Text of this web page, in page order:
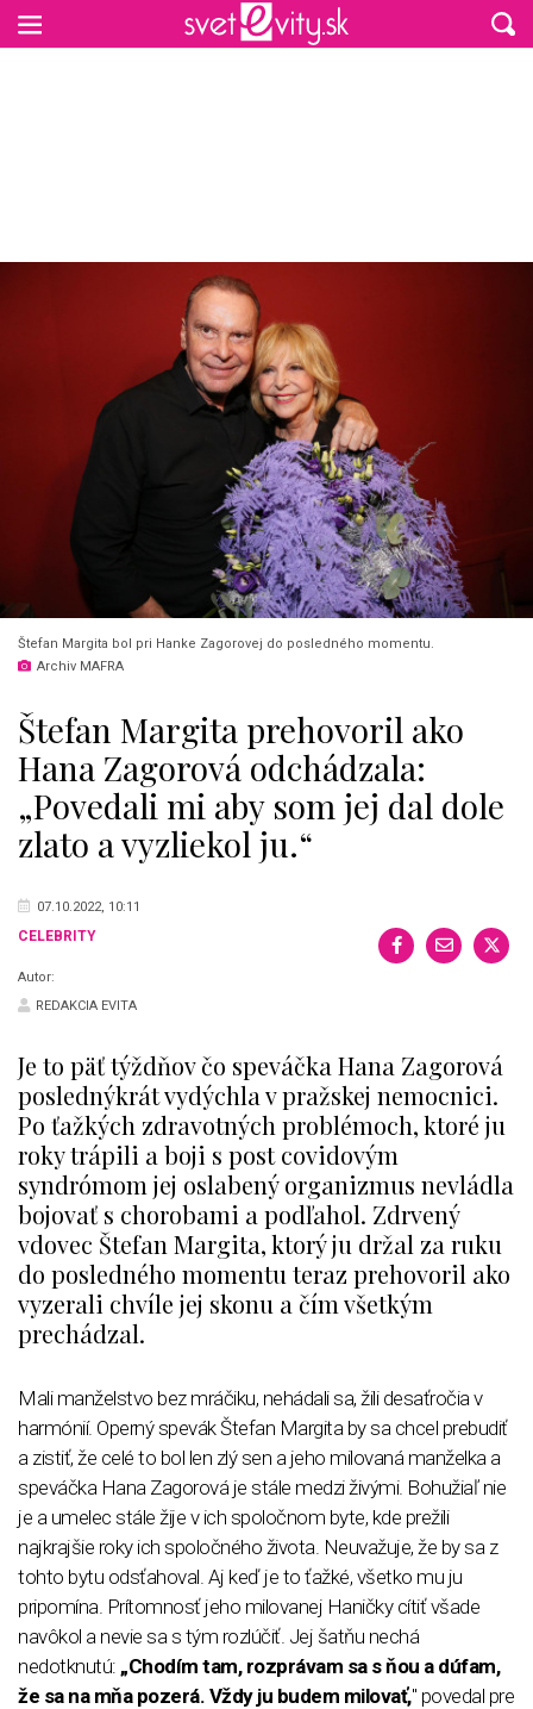
Štefan Margita bol pri Hanke Zagorovej do posledného momentu.
Archiv MAFRA
Štefan Margita prehovoril ako
Hana Zagorová odchádzala:
„Povedali mi aby som jej dal dole
zlato a vyzliekol ju.“
07.10.2022, 10:11
CELEBRITY
Autor:
REDAKCIA EVITA
Je to päť týždňov čo speváčka Hana Zagorová
poslednýkrát vydýchla v pražskej nemocnici.
Po ťažkých zdravotných problémoch, ktoré ju
roky trápili a boji s post covidovým
syndrómom jej oslabený organizmus nevládla
bojovať s chorobami a podľahol. Zdrvený
vdovec Štefan Margita, ktorý ju držal za ruku
do posledného momentu teraz prehovoril ako
vyzerali chvíle jej skonu a čím všetkým
prechádzal.
Mali manželstvo bez mráčiku, nehádali sa, žili desaťročia v
harmónií. Operný spevák Štefan Margita by sa chcel prebudiť
a zistiť, že celé to bol len zlý sen a jeho milovaná manželka a
speváčka Hana Zagorová je stále medzi živými. Bohužiaľ nie
je a umelec stále žije v ich spoločnom byte, kde prežili
najkrajšie roky ich spoločného života. Neuvažuje, že by sa z
tohto bytu odsťahoval. Aj keď je to ťažké, všetko mu ju
pripomína. Prítomnosť jeho milovanej Haničky cítiť všade
navôkol a nevie sa s tým rozlúčiť. Jej šatňu nechá
nedotknutú: „Chodím tam, rozprávam sa s ňou a dúfam,
že sa na mňa pozerá. Vždy ju budem milovať," povedal pre